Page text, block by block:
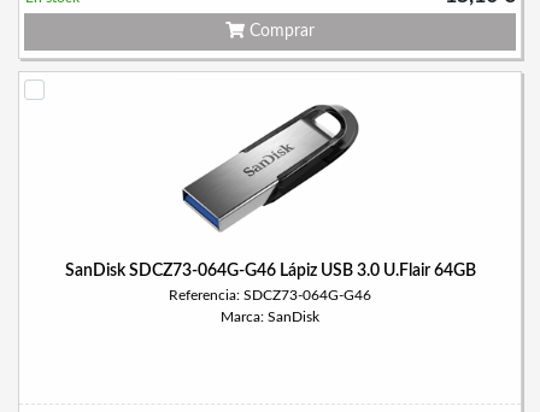
Comprar
SanDisk SDCZ73-064G-G46 Lápiz USB 3.0 U.Flair 64GB
Referencia: SDCZ73-064G-G46
Marca: SanDisk